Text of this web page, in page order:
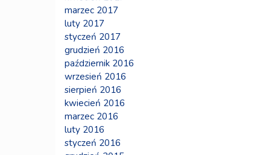
marzec 2017
luty 2017
styczeń 2017
grudzień 2016
październik 2016
wrzesień 2016
sierpień 2016
kwiecień 2016
marzec 2016
luty 2016
styczeń 2016